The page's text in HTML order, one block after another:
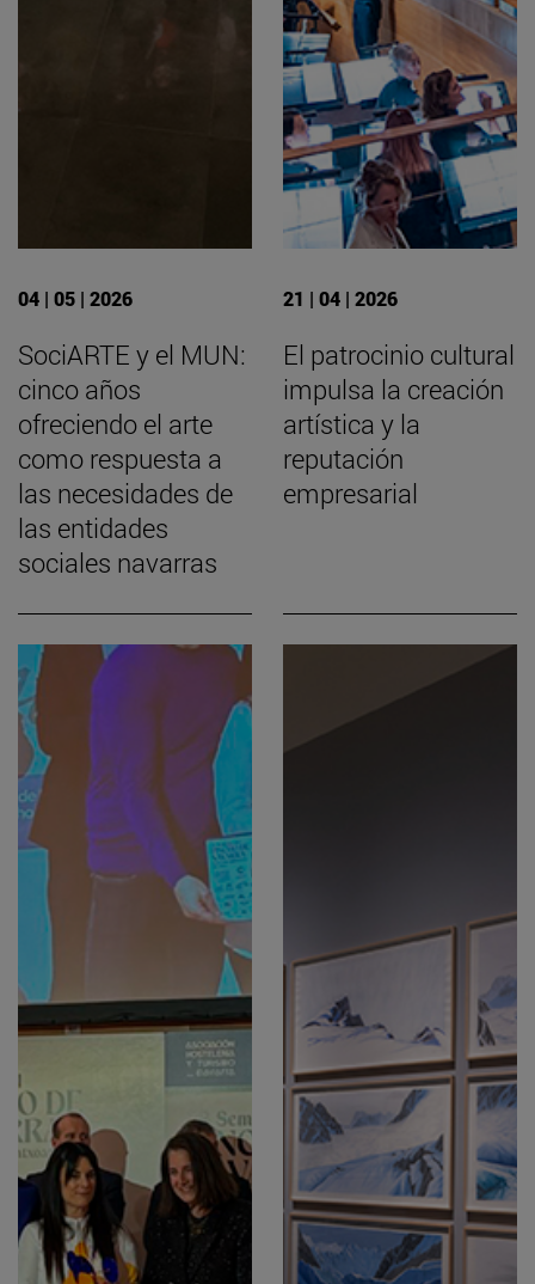
04 | 05 | 2026
SociARTE y el MUN:
cinco años
ofreciendo el arte
como respuesta a
las necesidades de
las entidades
sociales navarras
21 | 04 | 2026
El patrocinio cultural
impulsa la creación
artística y la
reputación
empresarial